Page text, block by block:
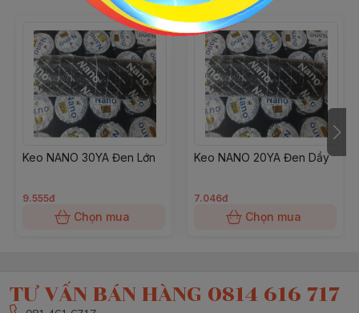
Keo NANO 30YA Đen Lớn
9.555đ
Chọn mua
Keo NANO 20YA Đen Dầy
7.046đ
Chọn mua
TƯ VẤN BÁN HÀNG 0814 616 717